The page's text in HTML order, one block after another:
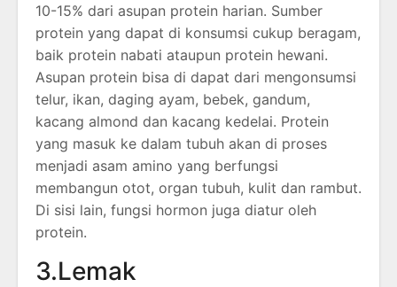
10-15% dari asupan protein harian. Sumber
protein yang dapat di konsumsi cukup beragam,
baik protein nabati ataupun protein hewani.
Asupan protein bisa di dapat dari mengonsumsi
telur, ikan, daging ayam, bebek, gandum,
kacang almond dan kacang kedelai. Protein
yang masuk ke dalam tubuh akan di proses
menjadi asam amino yang berfungsi
membangun otot, organ tubuh, kulit dan rambut.
Di sisi lain, fungsi hormon juga diatur oleh
protein.
3.Lemak